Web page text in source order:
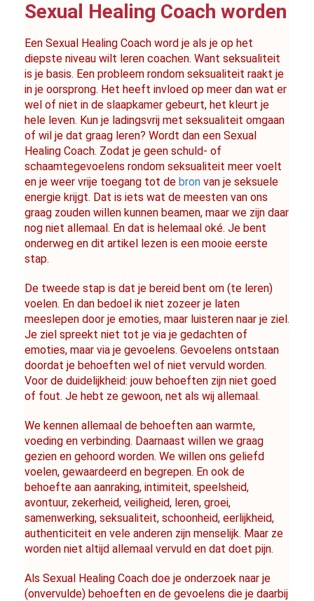
Sexual Healing Coach worden
Een Sexual Healing Coach word je als je op het
diepste niveau wilt leren coachen. Want seksualiteit
is je basis. Een probleem rondom seksualiteit raakt je
in je oorsprong. Het heeft invloed op meer dan wat er
wel of niet in de slaapkamer gebeurt, het kleurt je
hele leven. Kun je ladingsvrij met seksualiteit omgaan
of wil je dat graag leren? Wordt dan een Sexual
Healing Coach. Zodat je geen schuld- of
schaamtegevoelens rondom seksualiteit meer voelt
en je weer vrije toegang tot de bron van je seksuele
energie krijgt. Dat is iets wat de meesten van ons
graag zouden willen kunnen beamen, maar we zijn daar
nog niet allemaal. En dat is helemaal oké. Je bent
onderweg en dit artikel lezen is een mooie eerste
stap.
De tweede stap is dat je bereid bent om (te leren)
voelen. En dan bedoel ik niet zozeer je laten
meeslepen door je emoties, maar luisteren naar je ziel.
Je ziel spreekt niet tot je via je gedachten of
emoties, maar via je gevoelens. Gevoelens ontstaan
doordat je behoeften wel of niet vervuld worden.
Voor de duidelijkheid: jouw behoeften zijn niet goed
of fout. Je hebt ze gewoon, net als wij allemaal.
We kennen allemaal de behoeften aan warmte,
voeding en verbinding. Daarnaast willen we graag
gezien en gehoord worden. We willen ons geliefd
voelen, gewaardeerd en begrepen. En ook de
behoefte aan aanraking, intimiteit, speelsheid,
avontuur, zekerheid, veiligheid, leren, groei,
samenwerking, seksualiteit, schoonheid, eerlijkheid,
authenticiteit en vele anderen zijn menselijk. Maar ze
worden niet altijd allemaal vervuld en dat doet pijn.
Als Sexual Healing Coach doe je onderzoek naar je
(onvervulde) behoeften en de gevoelens die je daarbij